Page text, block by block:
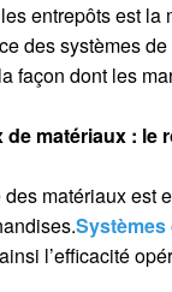
entrepôts est
des systèmes
façon dont les
matériaux : le
matériaux est
l’efficacité